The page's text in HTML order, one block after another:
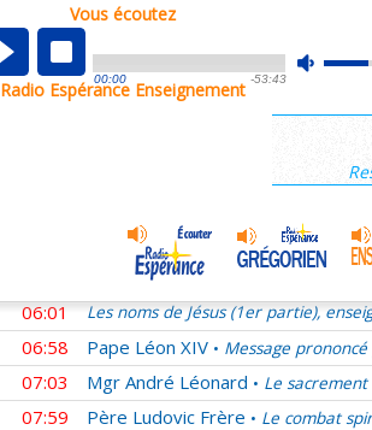
Vous écoutez
mute
00:00 -53:43
Radio Espérance Enseignement
00:01
00:58 Père Ludovic Frère • Homélie du
01:11 Mgr Benoît Rivière
Père Emmanuel du Boisbaudry •
Père Guilmard
06:01 Les noms de Jésus (1er partie),
06:58 Pape Léon XIV • Message
07:03 Mgr André Léonard • Le
07:59 Père Ludovic Frère • Le combat